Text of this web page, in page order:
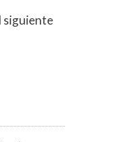
siguiente